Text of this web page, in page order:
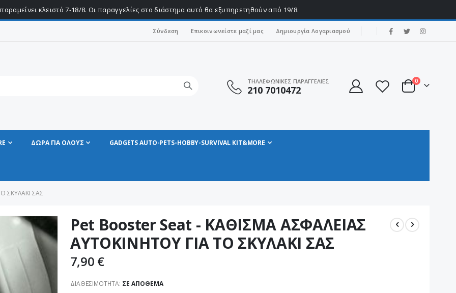
κλειστό 7-18/8. Οι παραγγελίες στο διάστημα αυτό θα εξυπηρετηθούν από 19/8.
Σύνδεση Επικοινωνείστε μαζί μας Δημιουργία Λογαριασμού
ΤΗΛΛΕΦΩΝΙΚΕΣ ΠΑΡΑΓΓΕΛΙΕΣ
210 7010472 Cart
0στοιχεία
ΔΩΡΑ ΓΙΑ ΟΛΟΥΣ GADGETS AUTO-PETS-HOBBY-SURVIVAL KIT&MORE
ΣΚΥΛΑΚΙ ΣΑΣ
Pet Booster Seat - ΚΑΘΙΣΜΑ ΑΣΦΑΛΕΙΑΣ
ΑΥΤΟΚΙΝΗΤΟΥ ΓΙΑ ΤΟ ΣΚΥΛΑΚΙ ΣΑΣ
7,90 €
ΔΙΑΘΕΣΙΜΌΤΗΤΑ: ΣΕ ΑΠΌΘΕΜΑ